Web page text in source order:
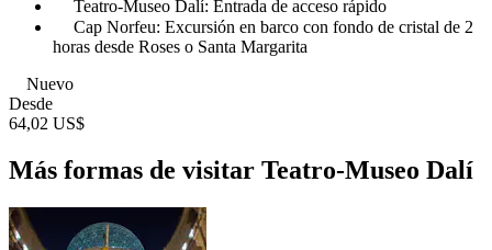
Teatro-Museo Dalí: Entrada de acceso rápido
Cap Norfeu: Excursión en barco con fondo de cristal de 2
horas desde Roses o Santa Margarita
Nuevo
Desde
64,02 US$
Más formas de visitar Teatro-Museo Dalí